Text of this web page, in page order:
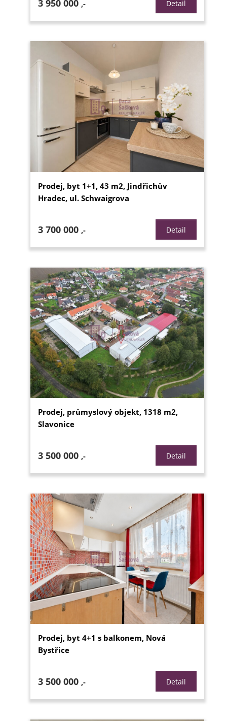
3 950 000 ,- Detail
Prodej, byt 1+1, 43 m2, Jindřichův
Hradec, ul. Schwaigrova
3 700 000 ,- Detail
Prodej, průmyslový objekt, 1318 m2,
Slavonice
3 500 000 ,- Detail
Prodej, byt 4+1 s balkonem, Nová
Bystřice
3 500 000 ,- Detail